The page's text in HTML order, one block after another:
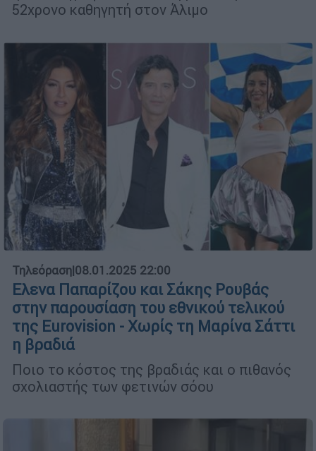
52χρονο καθηγητή στον Άλιμο
Τηλεόραση|08.01.2025 22:00
Ελενα Παπαρίζου και Σάκης Ρουβάς
στην παρουσίαση του εθνικού τελικού
της Eurovision - Χωρίς τη Μαρίνα Σάττι
η βραδιά
Ποιο το κόστος της βραδιάς και ο πιθανός
σχολιαστής των φετινών σόου